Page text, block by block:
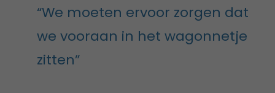
“We moeten ervoor zorgen dat
we vooraan in het wagonnetje
zitten”